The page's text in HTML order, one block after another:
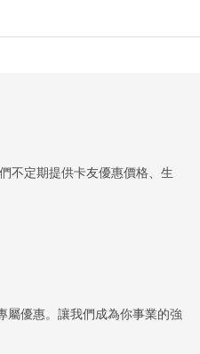
不定期提供卡友優惠價格、生
屬優惠。讓我們成為你事業的強